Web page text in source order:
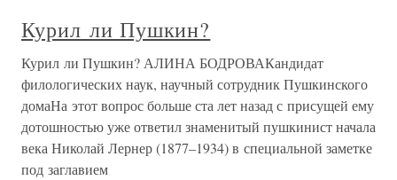
Курил ли Пушкин?
Курил ли Пушкин? АЛИНА БОДРОВАКандидат
филологических наук, научный сотрудник Пушкинского
домаНа этот вопрос больше ста лет назад с присущей ему
дотошностью уже ответил знаменитый пушкинист начала
века Николай Лернер (1877–1934) в специальной заметке
под заглавием